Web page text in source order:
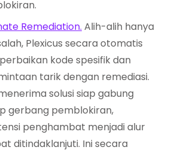
Remediation. Alih-alih hanya
Plexicus secara otomatis
kode spesifik dan
tarik dengan remediasi.
solusi siap gabung
gerbang pemblokiran,
penghambat menjadi alur
ditindaklanjuti. Ini secara